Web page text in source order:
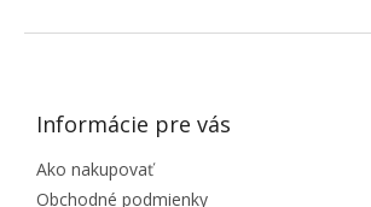
ZÁPÄTIE
Informácie pre vás
Ako nakupovať
Obchodné podmienky